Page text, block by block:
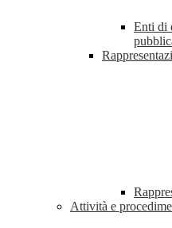
Enti di
Attività e